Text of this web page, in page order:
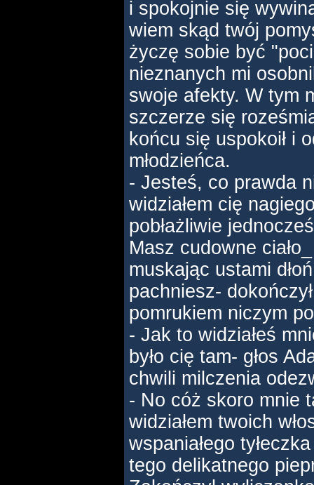
i spokojnie się
wiem skąd twój
życzę sobie być
nieznanych mi
swoje afekty. W tym
szczerze się
końcu się uspokoił i
młodzieńca.
- Jesteś, co prawda
widziałem cię
pobłażliwie
Masz cudowne
muskając ustami
pachniesz-
pomrukiem niczym
- Jak to widziałeś
było cię tam- głos
chwili milczenia
- No cóż skoro mnie
widziałem twoich
wspaniałego
tego delikatnego